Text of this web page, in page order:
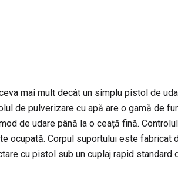
mai mult decât un simplu pistol de
de pulverizare cu apă are o gamă de
de udare până la o ceață fină.
ocupată. Corpul suportului este
cu pistol sub un cuplaj rapid standard